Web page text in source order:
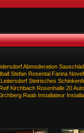
Abmoderation
Stefan Rosental Farina
Leitersdorf Steirisches
Reif Kirchbach Rosenhalle 20
Raab Installateur